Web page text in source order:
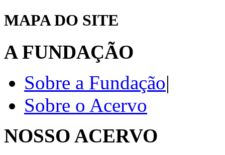
MAPA DO SITE
A FUNDAÇÃO
Sobre a Fundação|
Sobre o Acervo
NOSSO ACERVO